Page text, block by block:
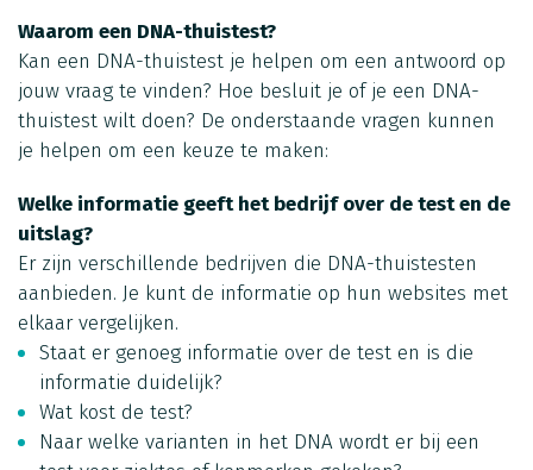
Waarom een DNA-thuistest?
Kan een DNA-thuistest je helpen om een antwoord op
jouw vraag te vinden? Hoe besluit je of je een DNA-
thuistest wilt doen? De onderstaande vragen kunnen
je helpen om een keuze te maken:
Welke informatie geeft het bedrijf over de test en de
uitslag?
Er zijn verschillende bedrijven die DNA-thuistesten
aanbieden. Je kunt de informatie op hun websites met
elkaar vergelijken.
Staat er genoeg informatie over de test en is die
informatie duidelijk?
Wat kost de test?
Naar welke varianten in het DNA wordt er bij een